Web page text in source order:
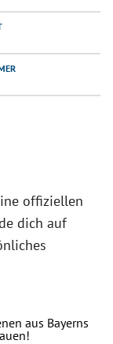
offiziellen
dich auf
aus Bayerns